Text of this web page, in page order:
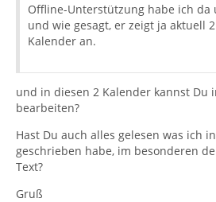
Offline-Unterstützung habe ich da
und wie gesagt, er zeigt ja aktuell
Kalender an.
und in diesen 2 Kalender kannst Du
bearbeiten?
Hast Du auch alles gelesen was ich
geschrieben habe, im besonderen
Text?
Gruß